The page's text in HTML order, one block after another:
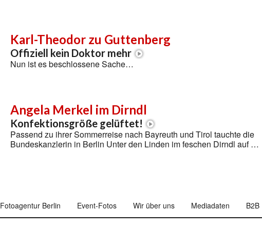
Karl-Theodor zu Guttenberg
Offiziell kein Doktor mehr
Nun ist es beschlossene Sache…
Angela Merkel im Dirndl
Konfektionsgröße gelüftet!
Passend zu ihrer Sommerreise nach Bayreuth und Tirol tauchte die
Bundeskanzlerin in Berlin Unter den Linden im feschen Dirndl auf …
Fotoagentur Berlin Event-Fotos Wir über uns Mediadaten B2B